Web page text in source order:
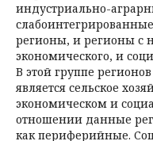
индустриально-
регионы, и регионы с
экономического, и
В этой группе
является сельское
экономическом и
отношении данные
как периферийные.